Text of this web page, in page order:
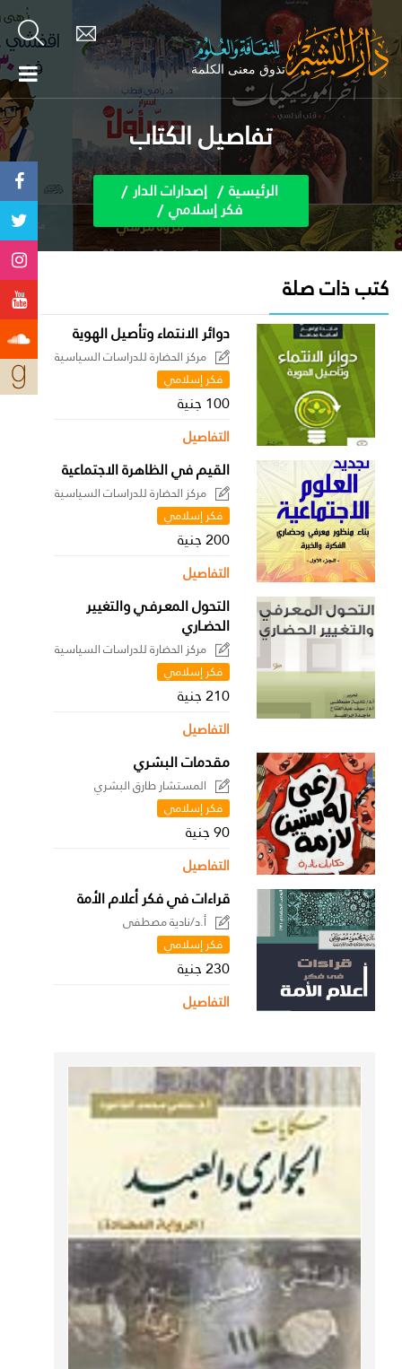
تفاصيل الكتاب
الرئيسية إصدارات الدار
فكر إسلامي
كتب ذات صلة
دوائر الانتماء وتأصيل الهوية
مركز الحضارة للدراسات السياسية
فكر إسلامي
100 جنية
التفاصيل
القيم في الظاهرة الاجتماعية
مركز الحضارة للدراسات السياسية
فكر إسلامي
200 جنية
التفاصيل
التحول المعـرفـي والتغيير
الحضـاري
مركز الحضارة للدراسات السياسية
فكر إسلامي
210 جنية
التفاصيل
مقدمات البشري
المستشار طارق البشري
فكر إسلامي
90 جنية
التفاصيل
قراءات في فكر أعلام الأمة
أ.د/نادية مصطفى
فكر إسلامي
230 جنية
التفاصيل